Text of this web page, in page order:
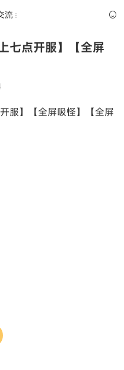
流
七点开服】【全屏
服】【全屏吸怪】【全屏